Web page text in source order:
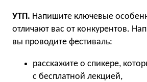
УТП. Напишите ключевые
отличают вас от конкурентов.
вы проводите фестиваль:
расскажите о спикере,
с бесплатной лекцией,